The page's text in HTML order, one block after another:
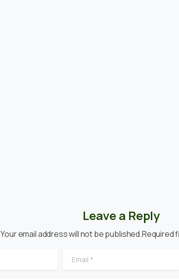
Leave a Reply
Your email address will not be published.Required
Email